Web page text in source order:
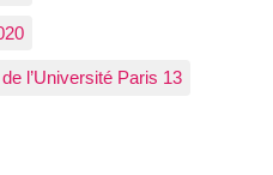
l’Université Paris 13